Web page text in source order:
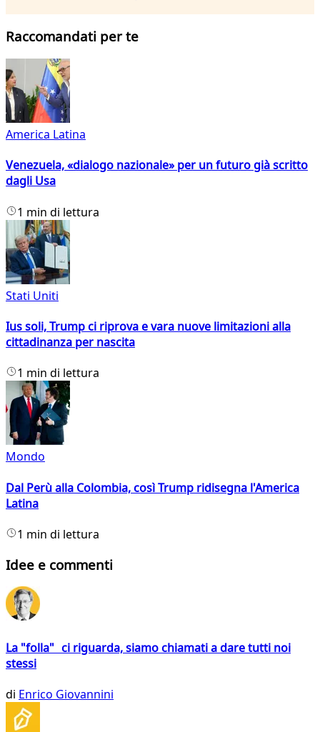
Raccomandati per te
America Latina
Venezuela, «dialogo nazionale» per un futuro già scritto
dagli Usa
1 min di lettura
Stati Uniti
Ius soli, Trump ci riprova e vara nuove limitazioni alla
cittadinanza per nascita
1 min di lettura
Mondo
Dal Perù alla Colombia, così Trump ridisegna l'America
Latina
1 min di lettura
Idee e commenti
La "folla" ci riguarda, siamo chiamati a dare tutti noi
stessi
di Enrico Giovannini